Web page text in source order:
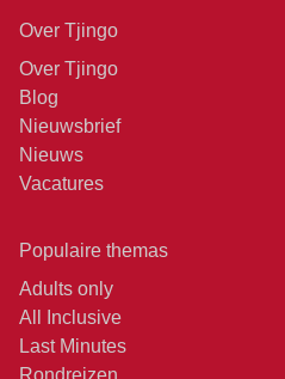
Over Tjingo
Over Tjingo
Blog
Nieuwsbrief
Nieuws
Vacatures
Populaire themas
Adults only
All Inclusive
Last Minutes
Rondreizen